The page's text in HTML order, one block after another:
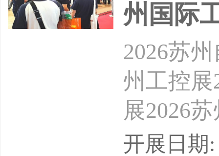
州国际
2026苏
州工控展
展2026
2026苏
开展日期